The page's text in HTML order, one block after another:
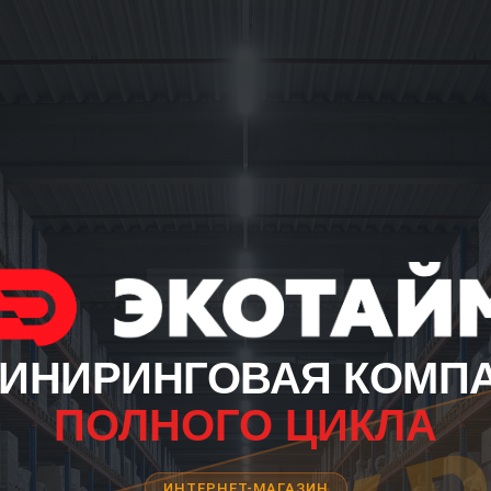
ПОЛНОГО ЦИКЛА
ИНТЕРНЕТ-МАГАЗИН